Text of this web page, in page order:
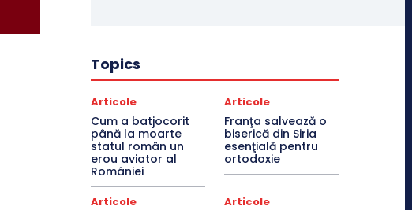
Topics
Articole
Cum a batjocorit
până la moarte
statul român un
erou aviator al
României
Articole
Franţa salvează o
biserică din Siria
esenţială pentru
ortodoxie
Articole Articole